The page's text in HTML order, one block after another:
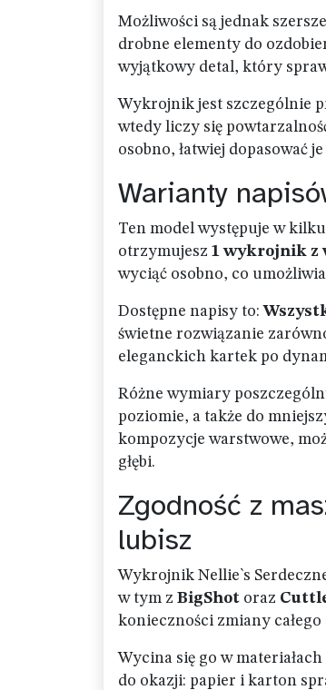
Możliwości są jednak
drobne elementy do
wyjątkowy detal, który
Wykrojnik jest szczególnie
wtedy liczy się
osobno, łatwiej dopasować
Warianty
Ten model występuje w
otrzymujesz 1 wykrojnik z
wyciąć osobno, co
Dostępne napisy to:
świetne rozwiązanie
eleganckich kartek po
Różne wymiary
poziomie, a także do
kompozycje warstwowe,
głębi.
Zgodność z
lubisz
Wykrojnik Nellie`s
w tym z BigShot oraz
konieczności zmiany
Wycina się go w
do okazji: papier i karton